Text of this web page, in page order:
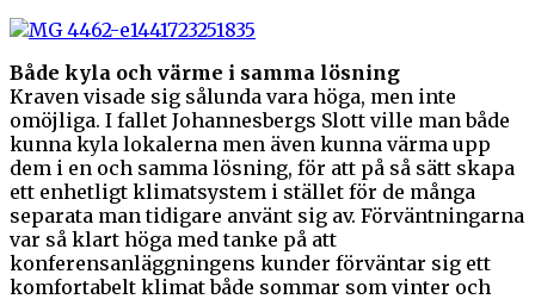
Både kyla och värme i samma lösning
Kraven visade sig sålunda vara höga, men inte
omöjliga. I fallet Johannesbergs Slott ville man både
kunna kyla lokalerna men även kunna värma upp
dem i en och samma lösning, för att på så sätt skapa
ett enhetligt klimatsystem i stället för de många
separata man tidigare använt sig av. Förväntningarna
var så klart höga med tanke på att
konferensanläggningens kunder förväntar sig ett
komfortabelt klimat både sommar som vinter och